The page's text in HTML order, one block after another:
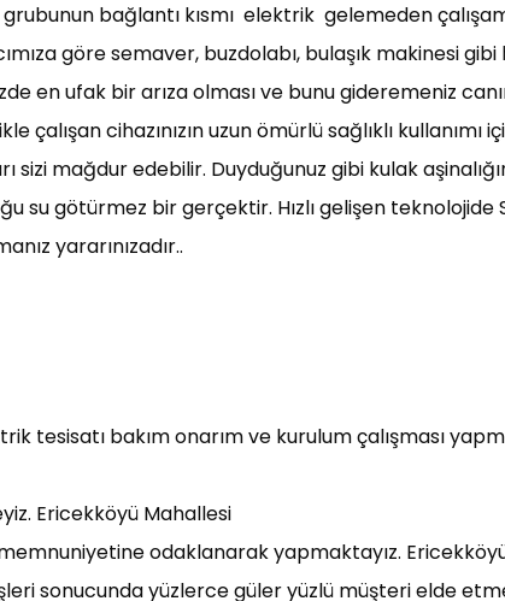
bağlantı kısmı elektrik gelemeden
göre semaver, buzdolabı, bulaşık makinesi
en ufak bir arıza olması ve bunu gideremeniz
cihazınızın uzun ömürlü sağlıklı kullanımı
sizi mağdur edebilir. Duyduğunuz gibi kulak
su götürmez bir gerçektir. Hızlı gelişen
yararınızadır..
tesisatı bakım onarım ve kurulum çalışması
Ericekköyü Mahallesi
odaklanarak yapmaktayız.
sonucunda yüzlerce güler yüzlü müşteri elde